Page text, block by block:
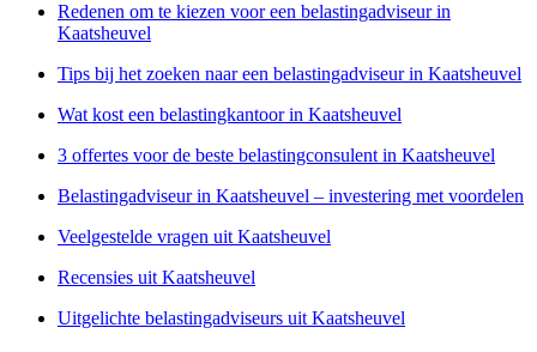
Redenen om te kiezen voor een belastingadviseur in
Kaatsheuvel
Tips bij het zoeken naar een belastingadviseur in Kaatsheuvel
Wat kost een belastingkantoor in Kaatsheuvel
3 offertes voor de beste belastingconsulent in Kaatsheuvel
Belastingadviseur in Kaatsheuvel – investering met voordelen
Veelgestelde vragen uit Kaatsheuvel
Recensies uit Kaatsheuvel
Uitgelichte belastingadviseurs uit Kaatsheuvel